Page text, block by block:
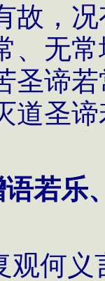
故，
、无
圣谛
道圣
语若乐
观何